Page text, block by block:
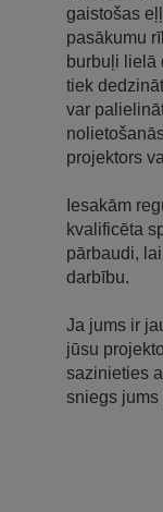
gaistošas
pasākumu
burbuļi lielā
tiek
var
projektors
Iesakām
kvalificēta
pārbaudi,
darbību.
Ja jums ir
jūsu
sazinieties
sniegs